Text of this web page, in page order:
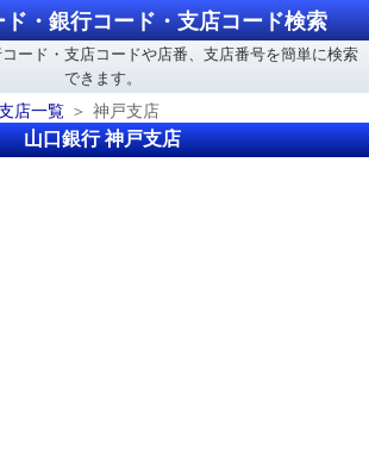
・銀行コード・支店コード検索
ード・支店コードや店番、支店番号を簡単に検索
できます。
店一覧 神戸支店
山口銀行 神戸支店